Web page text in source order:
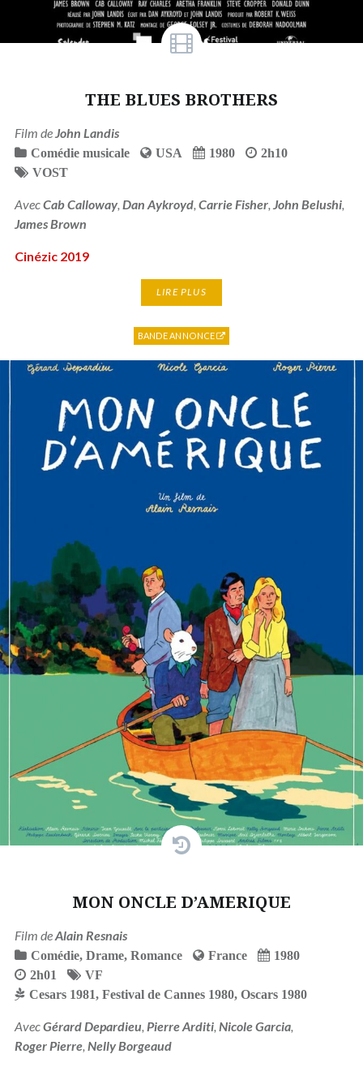
THE BLUES BROTHERS
Film deJohn Landis
Comédie musicale USA 1980
2h10
VOST
AvecCab Calloway, Dan Aykroyd, Carrie Fisher, John Belushi,
James Brown
Cinézic 2019
LIRE PLUS
BANDE ANNONCE
MON ONCLE D’AMERIQUE
Film deAlain Resnais
Comédie, Drame, Romance France
1980
2h01
VF
Cesars 1981, Festival de Cannes 1980, Oscars 1980
AvecGérard Depardieu Pierre Arditi, Nicole Garcia,
Roger Pierre, Nelly Borgeaud